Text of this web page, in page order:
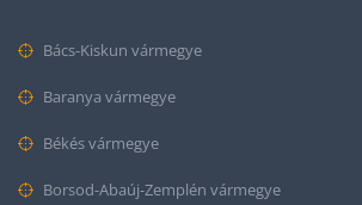
Bács-Kiskun vármegye
Baranya vármegye
Békés vármegye
Borsod-Abaúj-Zemplén vármegye